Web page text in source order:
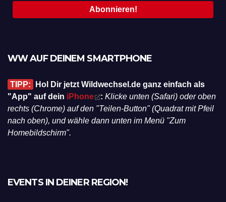
WW AUF DEINEM SMARTPHONE
TIPP:
Hol Dir jetzt Wildwechsel.de ganz einfach als
"App" auf dein iPhone : Klicke unten (Safari) oder oben
rechts (Chrome) auf den "Teilen-Button" (Quadrat mit Pfeil
nach oben), und wähle dann unten im Menü "Zum
Homebildschirm".
EVENTS IN DEINER REGION!